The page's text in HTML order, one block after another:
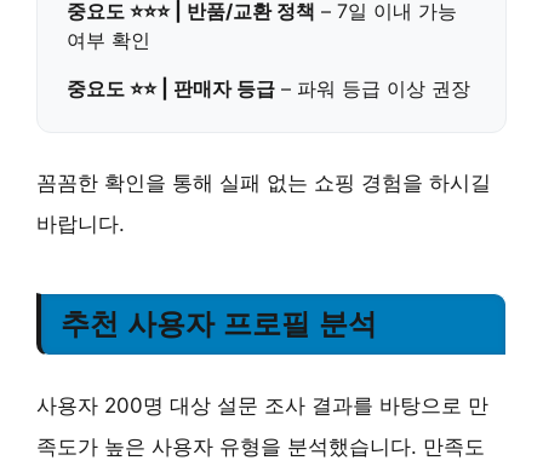
중요도 ⭐⭐⭐ | 반품/교환 정책 – 7일 이내 가능
여부 확인
중요도 ⭐⭐ | 판매자 등급 – 파워 등급 이상 권장
꼼꼼한 확인을 통해 실패 없는 쇼핑 경험을 하시길
바랍니다.
추천 사용자 프로필 분석
사용자 200명 대상 설문 조사 결과를 바탕으로 만
족도가 높은 사용자 유형을 분석했습니다. 만족도